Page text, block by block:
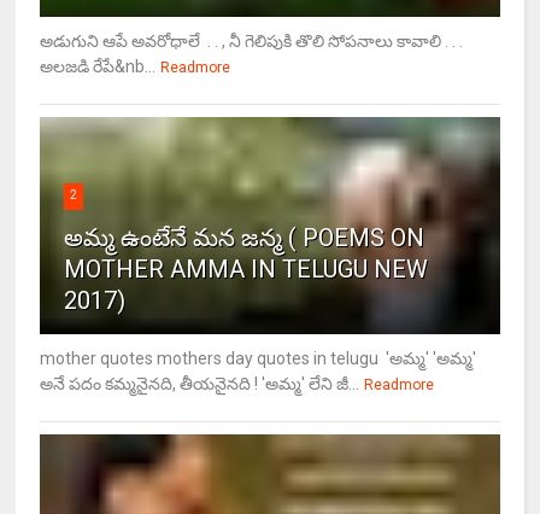
అడుగుని ఆపే అవరోధాలే . . , నీ గెలిపుకి తొలి సోపనాలు కావాలి . . .
అలజడి రేపే&nb...
Readmore
2
అమ్మ ఉంటేనే మన జన్మ ( POEMS ON
MOTHER AMMA IN TELUGU NEW
2017)
mother quotes mothers day quotes in telugu 'అమ్మ' 'అమ్మ'
అనే పదం కమ్మనైనది, తీయనైనది ! 'అమ్మ' లేని జీ...
Readmore